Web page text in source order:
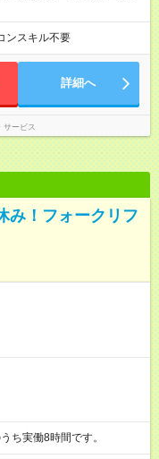
ンスキル不要
詳細へ
サービス
み！フォークリフ
16:00 ※表記のうち実働8時間です。